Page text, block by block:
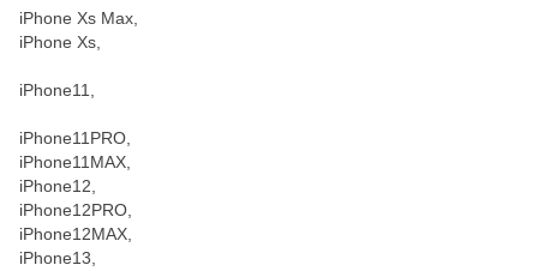
iPhone Xs Max,
iPhone Xs,
iPhone11,
iPhone11PRO,
iPhone11MAX,
iPhone12,
iPhone12PRO,
iPhone12MAX,
iPhone13,